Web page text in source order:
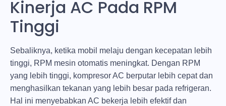
Kinerja AC Pada RPM
Tinggi
Sebaliknya, ketika mobil melaju dengan kecepatan lebih
tinggi, RPM mesin otomatis meningkat. Dengan RPM
yang lebih tinggi, kompresor AC berputar lebih cepat dan
menghasilkan tekanan yang lebih besar pada refrigeran.
Hal ini menyebabkan AC bekerja lebih efektif dan